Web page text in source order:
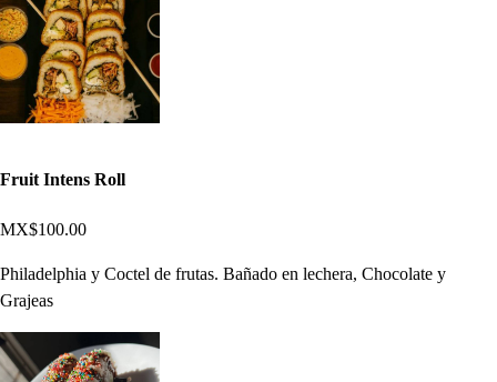
Fruit Intens Roll
MX$100.00
Philadelphia y Coctel de frutas. Bañado en lechera, Chocolate y
Grajeas